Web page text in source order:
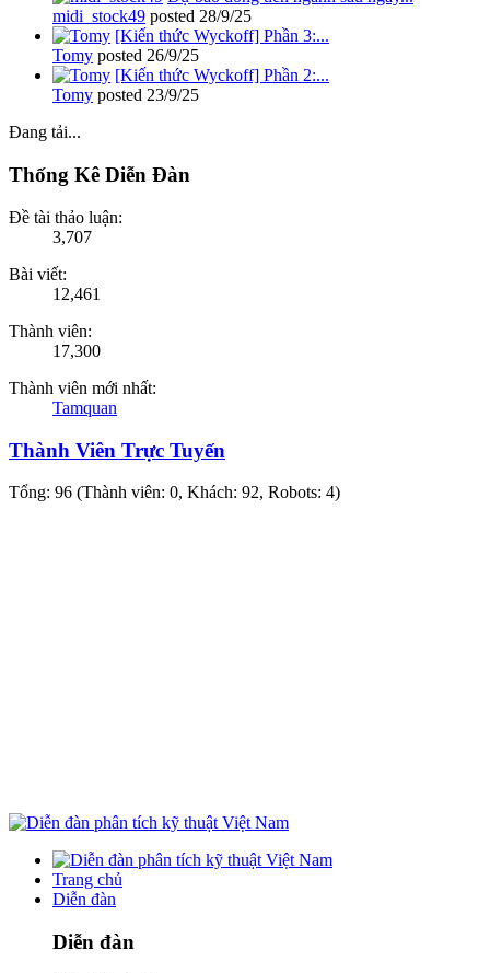
midi_stock49 posted 28/9/25
[Kiến thức Wyckoff] Phần 3:...
Tomy posted 26/9/25
[Kiến thức Wyckoff] Phần 2:...
Tomy posted 23/9/25
Đang tải...
Thống Kê Diễn Đàn
Đề tài thảo luận:
3,707
Bài viết:
12,461
Thành viên:
17,300
Thành viên mới nhất:
Tamquan
Thành Viên Trực Tuyến
Tổng: 96 (Thành viên: 0, Khách: 92, Robots: 4)
Trang chủ
Diễn đàn
Diễn đàn